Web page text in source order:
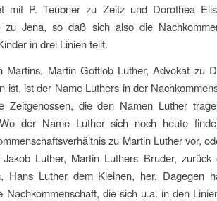
mit P. Teubner zu Zeitz und Dorothea
zu Jena, so daß sich also die
in drei Linien teilt.
Martins, Martin Gottlob Luther, Advokat zu
ist, ist der Name Luthers in der
Zeitgenossen, die den Namen Luther
der Name Luther sich noch heute
zu Martin Luther vor,
Luther, Martin Luthers Bruder,
Hans Luther dem Kleinen, her. Dagegen
Nachkommenschaft, die sich u.a. in den